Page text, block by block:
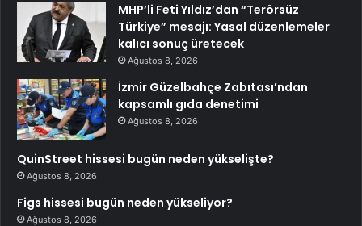
MHP’li Feti Yıldız’dan “Terörsüz
Türkiye” mesajı: Yasal düzenlemeler
kalıcı sonuç üretecek
Ağustos 8, 2026
İzmir Güzelbahçe Zabıtası’ndan
kapsamlı gıda denetimi
Ağustos 8, 2026
QuinStreet hissesi bugün neden yükselişte?
Ağustos 8, 2026
Figs hissesi bugün neden yükseliyor?
Ağustos 8, 2026